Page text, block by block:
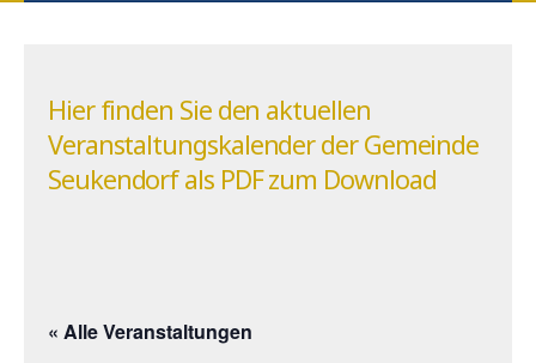
Hier finden Sie den aktuellen
Veranstaltungskalender der Gemeinde
Seukendorf als PDF zum Download
« Alle Veranstaltungen